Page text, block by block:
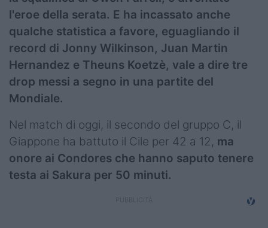
l'eroe della serata. E ha incassato anche
qualche statistica a favore, eguagliando il
record di Jonny Wilkinson, Juan Martin
Hernandez e Theuns Koetzè, vale a dire tre
drop messi a segno in una partite del
Mondiale.
Nel match di oggi, il secondo del gruppo C, il
Giappone ha battuto il Cile per 42 a 12, ma
onore ai Condores che hanno saputo tenere
testa ai Sakura per 50 minuti.